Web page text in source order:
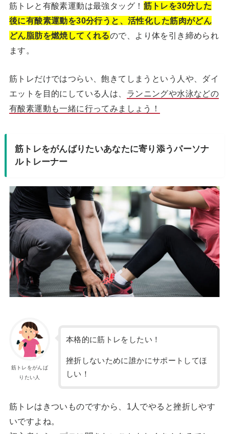
筋トレと有酸素運動は最強タッグ！ 筋トレを30分した
後に有酸素運動を30分行うと、活性化した筋肉がどん
どん脂肪を燃焼してくれるので、より体を引き締められ
ます。
筋トレだけではつらい、飽きてしまうという人や、ダイ
エットを目的にしている人は、 ランニングや水泳などの
有酸素運動も一緒に行ってみましょう！
筋トレをがんばりたいあなたに寄り添うパーソナ
ルトレーナー
筋トレをがんば
りたい人
本格的に筋トレをしたい！
挫折しないために誰かにサポートしてほ
しい！
筋トレはきついものですから、1人でやると挫折しやす
いですよね。